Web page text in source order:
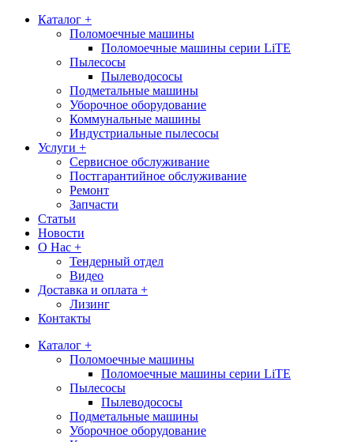
Каталог +
Поломоечные машины
Поломоечные машины серии LiTE
Пылесосы
Пылеводососы
Подметальные машины
Уборочное оборудование
Коммунальные машины
Индустриальные пылесосы
Услуги +
Сервисное обслуживание
Постгарантийное обслуживание
Ремонт
Запчасти
Статьи
Новости
О Нас +
Тендерный отдел
Видео
Доставка и оплата +
Лизинг
Контакты
Каталог +
Поломоечные машины
Поломоечные машины серии LiTE
Пылесосы
Пылеводососы
Подметальные машины
Уборочное оборудование